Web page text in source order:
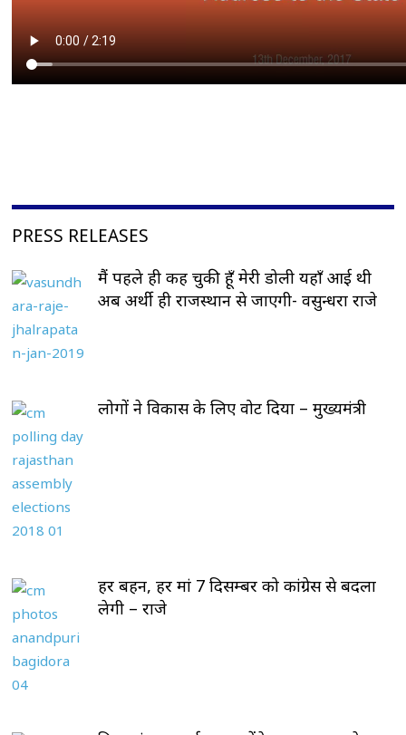
PRESS RELEASES
मैं पहले ही कह चुकी हूँ मेरी डोली यहाँ आई थी
अब अर्थी ही राजस्थान से जाएगी- वसुन्धरा राजे
लोगों ने विकास के लिए वोट दिया – मुख्यमंत्री
हर बहन, हर मां 7 दिसम्बर को कांग्रेस से बदला
लेगी – राजे